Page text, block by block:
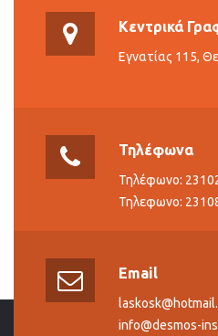
Κεντρικά
Εγνατίας 115,
Τηλέφωνα
Τηλέφωνο:
Τηλεφωνο:
Email
info@desmos-